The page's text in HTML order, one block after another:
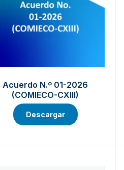
Acuerdo N.º 01-2026
(COMIECO-CXIII)
Descargar